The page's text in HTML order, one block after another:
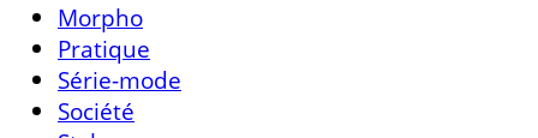
Morpho
Pratique
Série-mode
Société